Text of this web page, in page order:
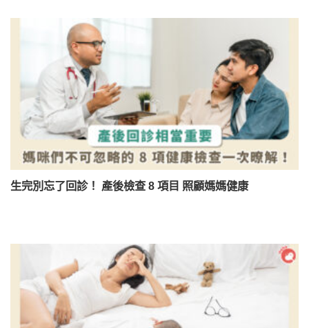
生完別忘了回診！ 產後檢查 8 項目 照顧媽媽健康